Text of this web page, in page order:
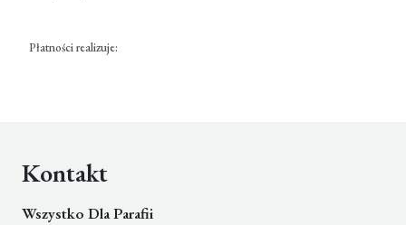
Płatności realizuje:
Kontakt
Wszystko Dla Parafii